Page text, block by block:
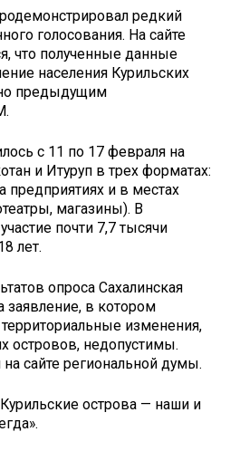
редкий
голосования. На сайте
что полученные данные
населения Курильских
предыдущим
с 11 по 17 февраля на
и Итуруп в трех форматах:
предприятиях и в местах
магазины). В
почти 7,7 тысячи
лет.
опроса Сахалинская
заявление, в котором
изменения,
островов, недопустимы.
сайте региональной думы.
острова — наши и